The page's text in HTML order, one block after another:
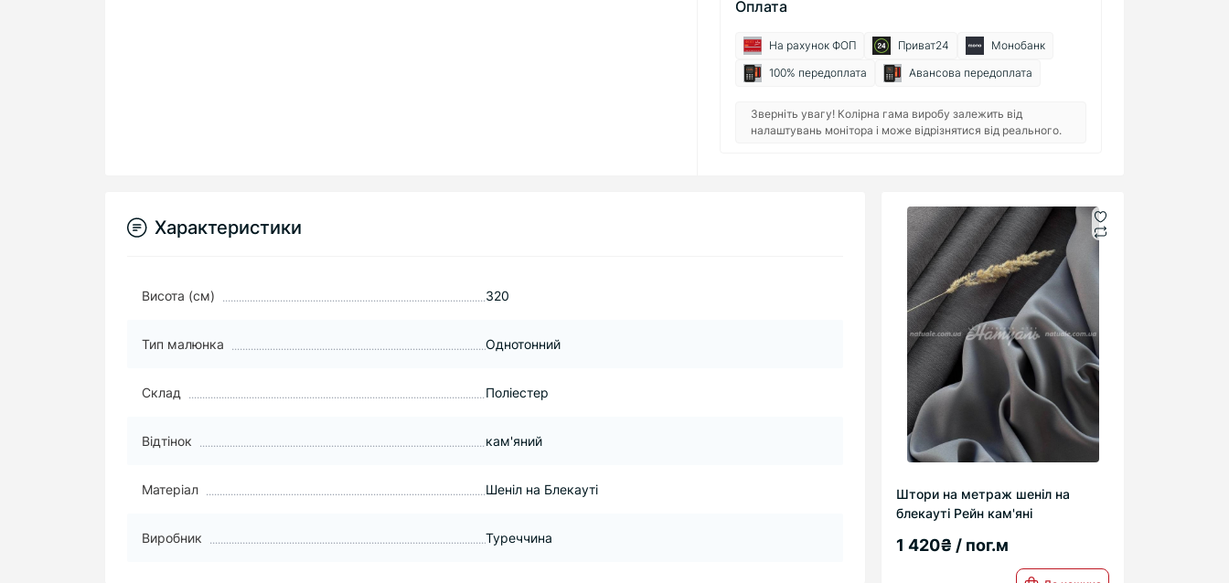
Оплата
На рахунок ФОП Приват24
Монобанк
100% передоплата
Авансова передоплата
Зверніть увагу! Колірна гама виробу залежить від
налаштувань монітора і може відрізнятися від реального.
Штори на метраж шеніл на
блекауті Рейн кам'яні
1 420₴ / пог.м
Характеристики
Висота (см) 320
Тип малюнка Однотонний
Склад Поліестер
Відтінок кам'яний
Матеріал Шеніл на Блекауті
Виробник Туреччина